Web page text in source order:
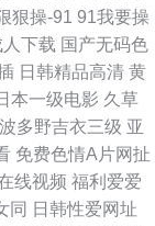
狠操-91 91我要操
下载 国产无码色
日韩精品高清 黄
本一级电影 久草
波多野吉衣三级 亚
免费色情A片网扯
线视频 福利爱爱
同 日韩性爱网址